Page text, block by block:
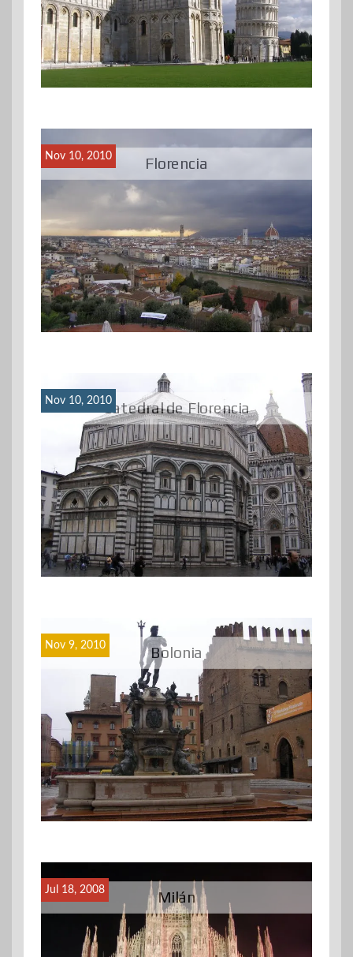
Florencia
Nov 10, 2010
Catedral de Florencia
Nov 10, 2010
Bolonia
Nov 9, 2010
Milán
Jul 18, 2008